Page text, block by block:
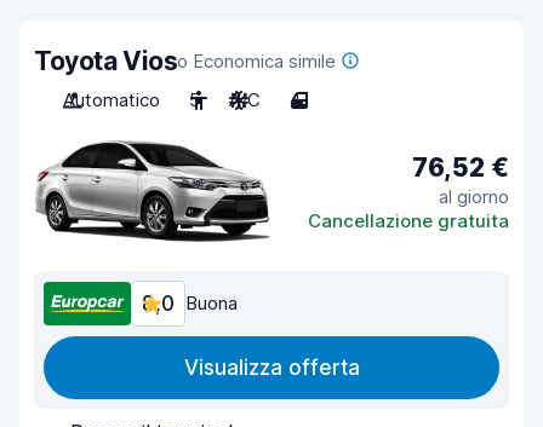
Toyota Vioso Economica simile
Automatico
5 A/C 4
76,52 €
al giorno
Cancellazione gratuita
8,0 Buona
Visualizza offerta